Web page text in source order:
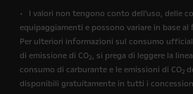
• I valori non tengono conto dell'uso, delle
equipaggiamenti e possono variare in base
Per ulteriori informazioni sul consumo
di emissione di CO2, si prega di leggere la
consumo di carburante e le emissioni di CO2
disponibili gratuitamente in tutti i